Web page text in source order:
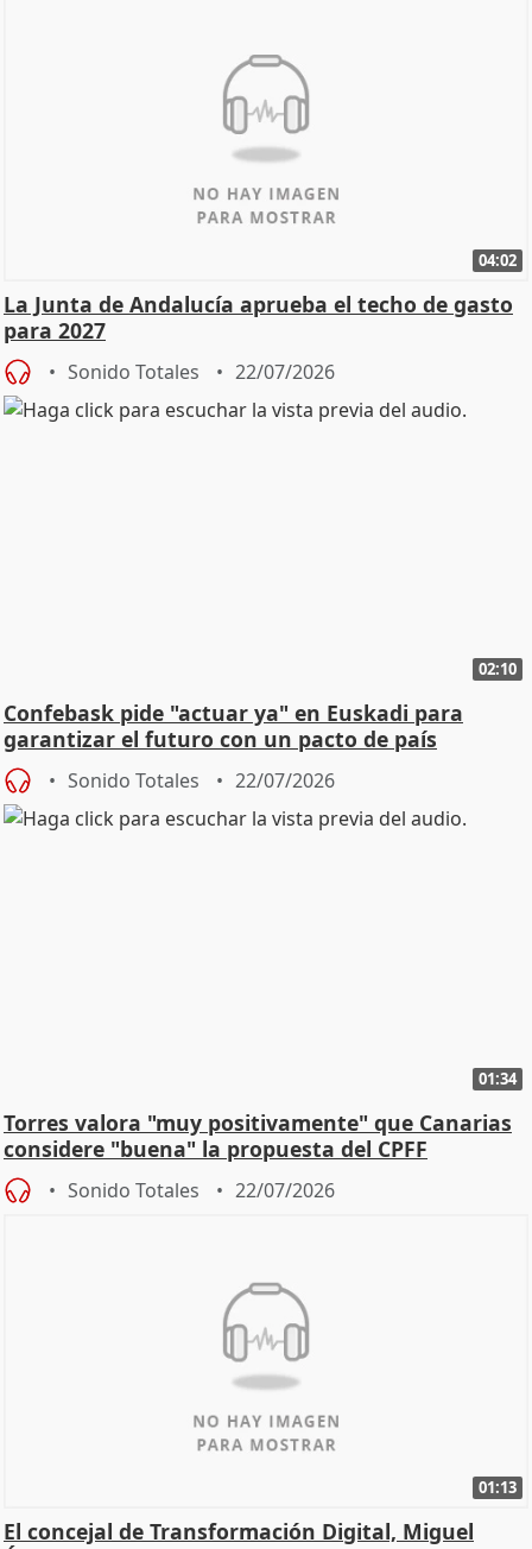
04:02
La Junta de Andalucía aprueba el techo de gasto
para 2027
Sonido Totales 22/07/2026
02:10
Confebask pide "actuar ya" en Euskadi para
garantizar el futuro con un pacto de país
Sonido Totales 22/07/2026
01:34
Torres valora "muy positivamente" que Canarias
considere "buena" la propuesta del CPFF
Sonido Totales 22/07/2026
01:13
El concejal de Transformación Digital, Miguel